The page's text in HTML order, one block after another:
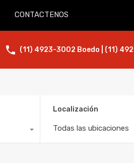
CONTACTENOS
(11) 4923-3002 Boedo | (11)
Localización
Todas las ubicaciones